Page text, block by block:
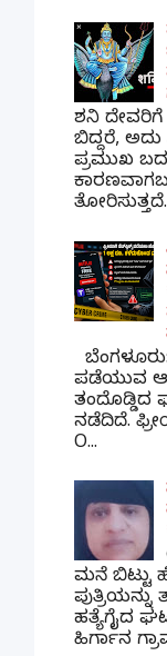
ಶನಿ
ಬಿದ್ದರೆ,
ಪ್ರಮುಖ
ಪಡೆಯುವ ಆಸೆ
ತಂದೊಡ್ಡಿದ
ನಡೆದಿದೆ.
O...
ಮನೆ ಬಿಟ್ಟು
ಹತ್ಯೆಗೈದ
ಹಿರ್ಗಾನ